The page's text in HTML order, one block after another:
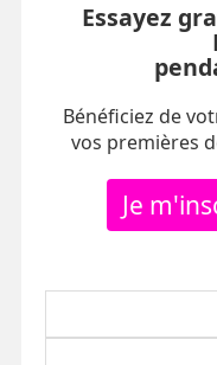
Essayez
Bénéficiez de
vos premières
Je